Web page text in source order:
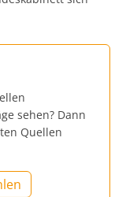
sehen? Dann
Quellen